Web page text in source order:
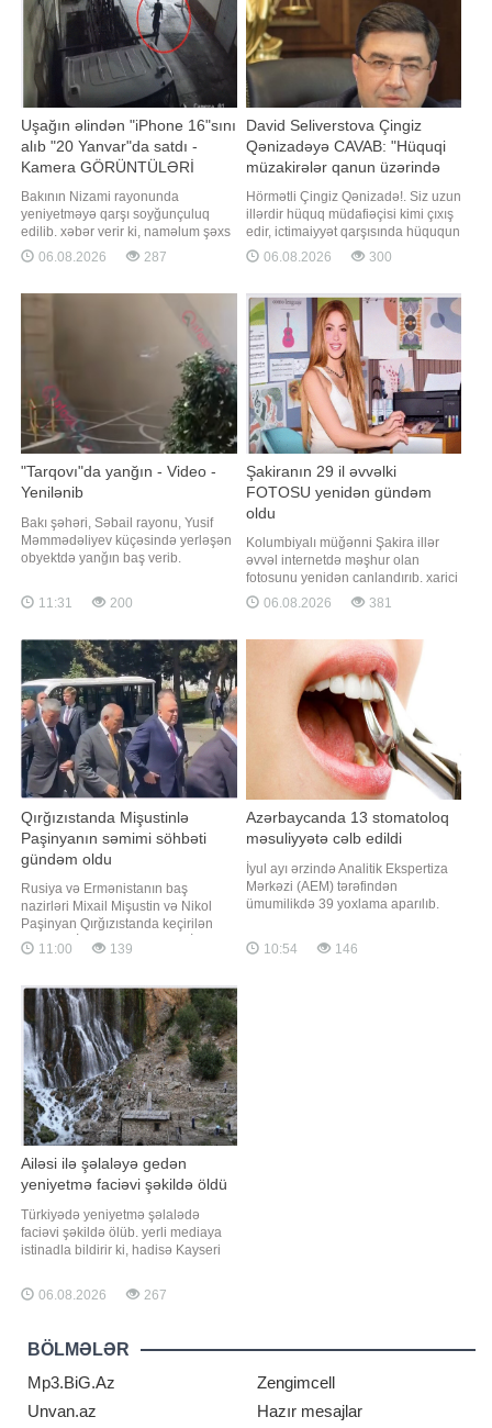
Uşağın əlindən "iPhone 16"sını
alıb "20 Yanvar"da satdı -
Kamera GÖRÜNTÜLƏRİ
Bakının Nizami rayonunda
yeniyetməyə qarşı soyğunçuluq
edilib. xəbər verir ki, naməlum şəxs
zərərçəkənin əlində olan, dəyəri
1750 manat təşkil edən "iPhone 16"
Polis İdarəsinin 24-cü Polis
keçirdikləri tədbirlərl
06.08.2026 287
David Seliverstova Çingiz
Qənizadəyə CAVAB: "Hüquqi
müzakirələr qanun üzərində
qurulmalıdır"
Hörmətli Çingiz Qənizadə!. Siz uzun
illərdir hüquq müdafiəçisi kimi çıxış
edir, ictimaiyyət qarşısında hüququn
aliliyini, qanunçuluğu və
Konstitusiyanın prinsiplərini
Məhz buna görə də cəmiyyət sizdən
hər bir məsələyə hüquqi meyarlarla
yanaşmağı gözləyir. Azərbayca
06.08.2026 300
"Tarqovı"da yanğın - Video -
Yenilənib
Bakı şəhəri, Səbail rayonu, Yusif
Məmmədəliyev küçəsində yerləşən
obyektdə yanğın baş verib.
bağlı Fövqəladə Hallar Nazirliyi
(FHN) məlumat yayıb. Bildirilib ki,
Mühafizə Xidmətinin qüvvələri cəlb
olunub. Hazırda yanğını
11:31 200
Şakiranın 29 il əvvəlki
FOTOSU yenidən gündəm
oldu
Kolumbiyalı müğənni Şakira illər
əvvəl internetdə məşhur olan
fotosunu yenidən canlandırıb. xarici
mediaya istinadla xəbər verir ki,
sənətçi 1997-ci ildə çəkilmiş
arxasında, printerin yanında eyni
poza ilə yenidən şəkil çəkdirib.
Məşhur fotonu 1997-ci ilin iyununda
fotomüxbi
06.08.2026 381
Qırğızıstanda Mişustinlə
Paşinyanın səmimi söhbəti
gündəm oldu
Rusiya və Ermənistanın baş
nazirləri Mixail Mişustin və Nikol
Paşinyan Qırğızıstanda keçirilən
Avrasiya İqtisadi Birliyinin (AİB)
iclası öncəsi qısa söhbət ediblər.
"Sputnik Armenia" tərəfindən
"Telegram" kanalında paylaşılıb.
Nəşrin məlumatın
11:00 139
Azərbaycanda 13 stomatoloq
məsuliyyətə cəlb edildi
İyul ayı ərzində Analitik Ekspertiza
Mərkəzi (AEM) tərəfindən
ümumilikdə 39 yoxlama aparılıb.
AEM-dən məlumat verilib. Bildirilib
ki, həmin yoxlamalardan 32-si özəl
10:54 146
Ailəsi ilə şəlaləyə gedən
yeniyetmə faciəvi şəkildə öldü
Türkiyədə yeniyetmə şəlalədə
faciəvi şəkildə ölüb. yerli mediaya
istinadla bildirir ki, hadisə Kayseri
baş verib. Məlumata görə, ailəsi ilə
birlikdə rayon ərazisində yerləşən
yaşlı Ela Nur Ç. Cənub Şəlaləsində
tarazlığını itirərək suya düşüb
06.08.2026 267
BÖLMƏLƏR
Mp3.BiG.Az
Zengimcell
Unvan.az
Hazır mesajlar